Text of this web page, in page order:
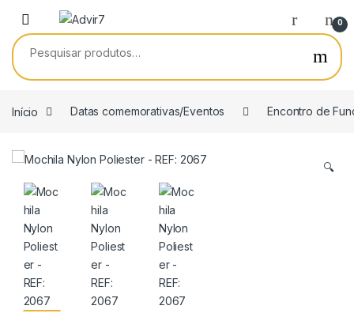
Skip to navigation
Skip to content
0
Pesquisar por:
Início Datas comemorativas/Eventos Encontro de
🔍